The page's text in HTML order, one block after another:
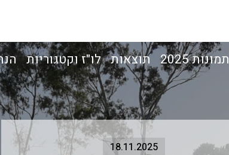
תמונות 2025 תוצאות לו"ז וקטגוריות
18.11.2025